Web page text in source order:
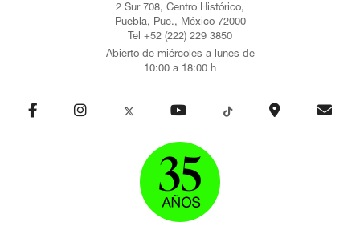
2 Sur 708, Centro Histórico,
Puebla, Pue., México 72000
Tel +52 (222) 229 3850
Abierto de miércoles a lunes de
10:00 a 18:00 h